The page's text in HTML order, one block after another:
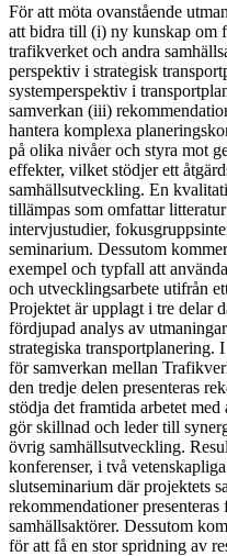
För att möta ovanstående
att bidra till (i) ny kunskap om
trafikverket och andra
perspektiv i strategisk
systemperspektiv i
samverkan (iii)
hantera komplexa
på olika nivåer och styra mot
effekter, vilket stödjer ett
samhällsutveckling. En
tillämpas som omfattar
intervjustudier,
seminarium. Dessutom
exempel och typfall att
och utvecklingsarbete utifrån
Projektet är upplagt i tre delar
fördjupad analys av
strategiska transportplanering.
för samverkan mellan
den tredje delen presenteras
stödja det framtida arbetet med
gör skillnad och leder till
övrig samhällsutveckling.
konferenser, i två
slutseminarium där projektets
rekommendationer
samhällsaktörer. Dessutom
för att få en stor spridning av